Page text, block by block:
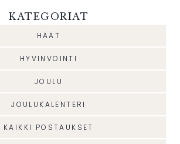
KATEGORIAT
HÄÄT
HYVINVOINTI
JOULU
JOULUKALENTERI
KAIKKI POSTAUKSET